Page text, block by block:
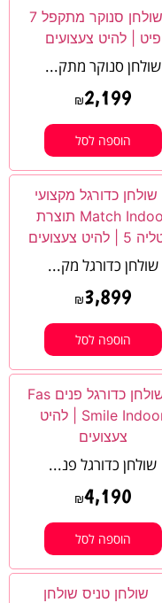
שולחן סנוקר מתק...
₪2,199
הוספה לסל
שולחן כדורגל מק...
₪3,899
הוספה לסל
שולחן כדורגל פנ...
₪4,190
הוספה לסל